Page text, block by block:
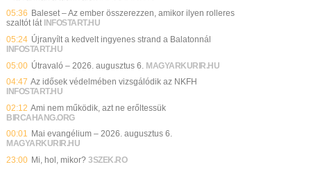
05:36 Baleset – Az ember összerezzen, amikor ilyen rolleres
szaltót lát INFOSTART.HU
05:24 Újranyílt a kedvelt ingyenes strand a Balatonnál
INFOSTART.HU
05:00 Útravaló – 2026. augusztus 6. MAGYARKURIR.HU
04:47 Az idősek védelmében vizsgálódik az NKFH
INFOSTART.HU
02:12 Ami nem működik, azt ne erőltessük
BIRCAHANG.ORG
00:01 Mai evangélium – 2026. augusztus 6.
MAGYARKURIR.HU
23:00 Mi, hol, mikor? 3SZEK.RO